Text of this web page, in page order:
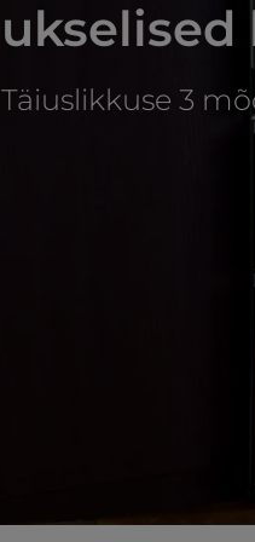
Täiuslikkuse 3